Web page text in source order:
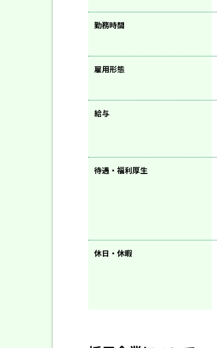
勤務時間
雇用形態
給与
待遇・福利厚生
休日・休暇